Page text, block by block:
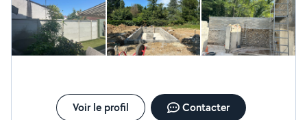
ces avantages de tarif Cependant le travail réalisé ne convient
pas à mes attentes . -dalle extérieur malheureusement
exécuté (cuvette, eau qui stagne) - talonnette de baie vitrée
non du niveau -feuillure en surplus, donc pose des menuiseries
impossible je suis mitigé quand a la recommandation de ce
Voir le profil Contacter